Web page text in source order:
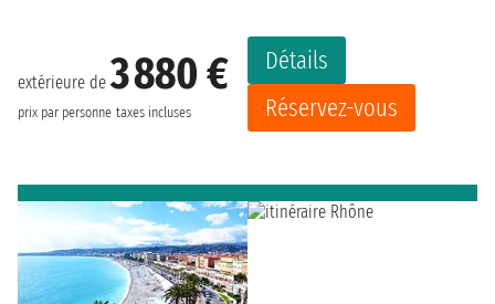
extérieure de3 880 €
prix par personne taxes incluses
Détails
Réservez-vous